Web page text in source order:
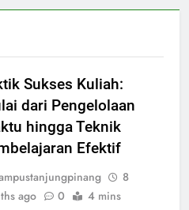
Sukses Kuliah:
dari Pengelolaan
hingga Teknik
Efektif
8
ago
0 4 mins